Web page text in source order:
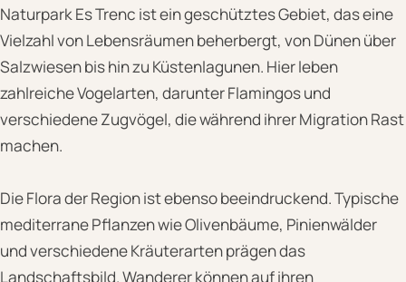
Naturpark Es Trenc ist ein geschütztes Gebiet, das eine
Vielzahl von Lebensräumen beherbergt, von Dünen über
Salzwiesen bis hin zu Küstenlagunen. Hier leben
zahlreiche Vogelarten, darunter Flamingos und
verschiedene Zugvögel, die während ihrer Migration Rast
machen.
Die Flora der Region ist ebenso beeindruckend. Typische
mediterrane Pflanzen wie Olivenbäume, Pinienwälder
und verschiedene Kräuterarten prägen das
Landschaftsbild. Wanderer können auf ihren